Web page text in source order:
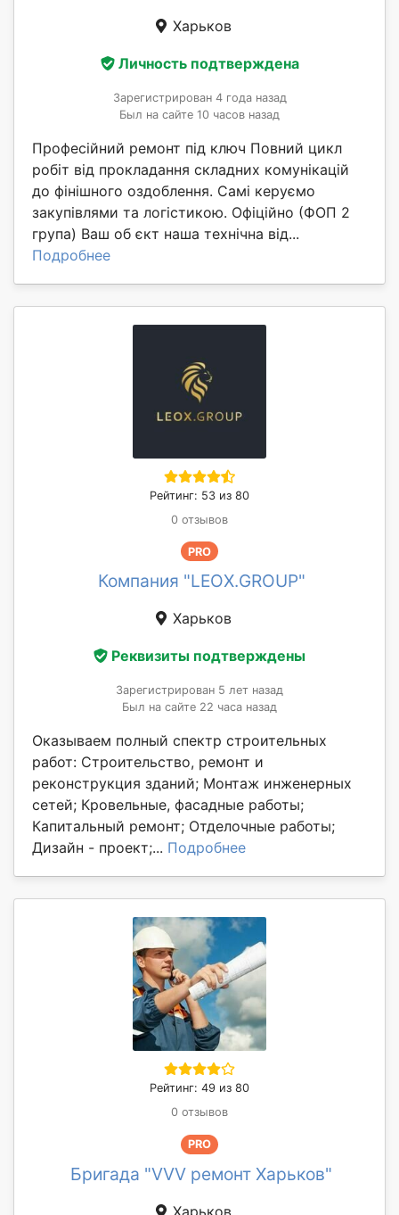
Харьков
Личность подтверждена
Зарегистрирован 4 года назад
Был на сайте 10 часов назад
Професійний ремонт під ключ Повний цикл
робіт від прокладання складних комунікацій
до фінішного оздоблення. Самі керуємо
закупівлями та логістикою. Офіційно (ФОП 2
група) Ваш об єкт наша технічна від...
Подробнее
Рейтинг: 53 из 80
0 отзывов
PRO
Компания "LEOX.GROUP"
Харьков
Реквизиты подтверждены
Зарегистрирован 5 лет назад
Был на сайте 22 часа назад
Оказываем полный спектр строительных
работ: Строительство, ремонт и
реконструкция зданий; Монтаж инженерных
сетей; Кровельные, фасадные работы;
Капитальный ремонт; Отделочные работы;
Дизайн - проект;... Подробнее
Рейтинг: 49 из 80
0 отзывов
PRO
Бригада "VVV ремонт Харьков"
Харьков